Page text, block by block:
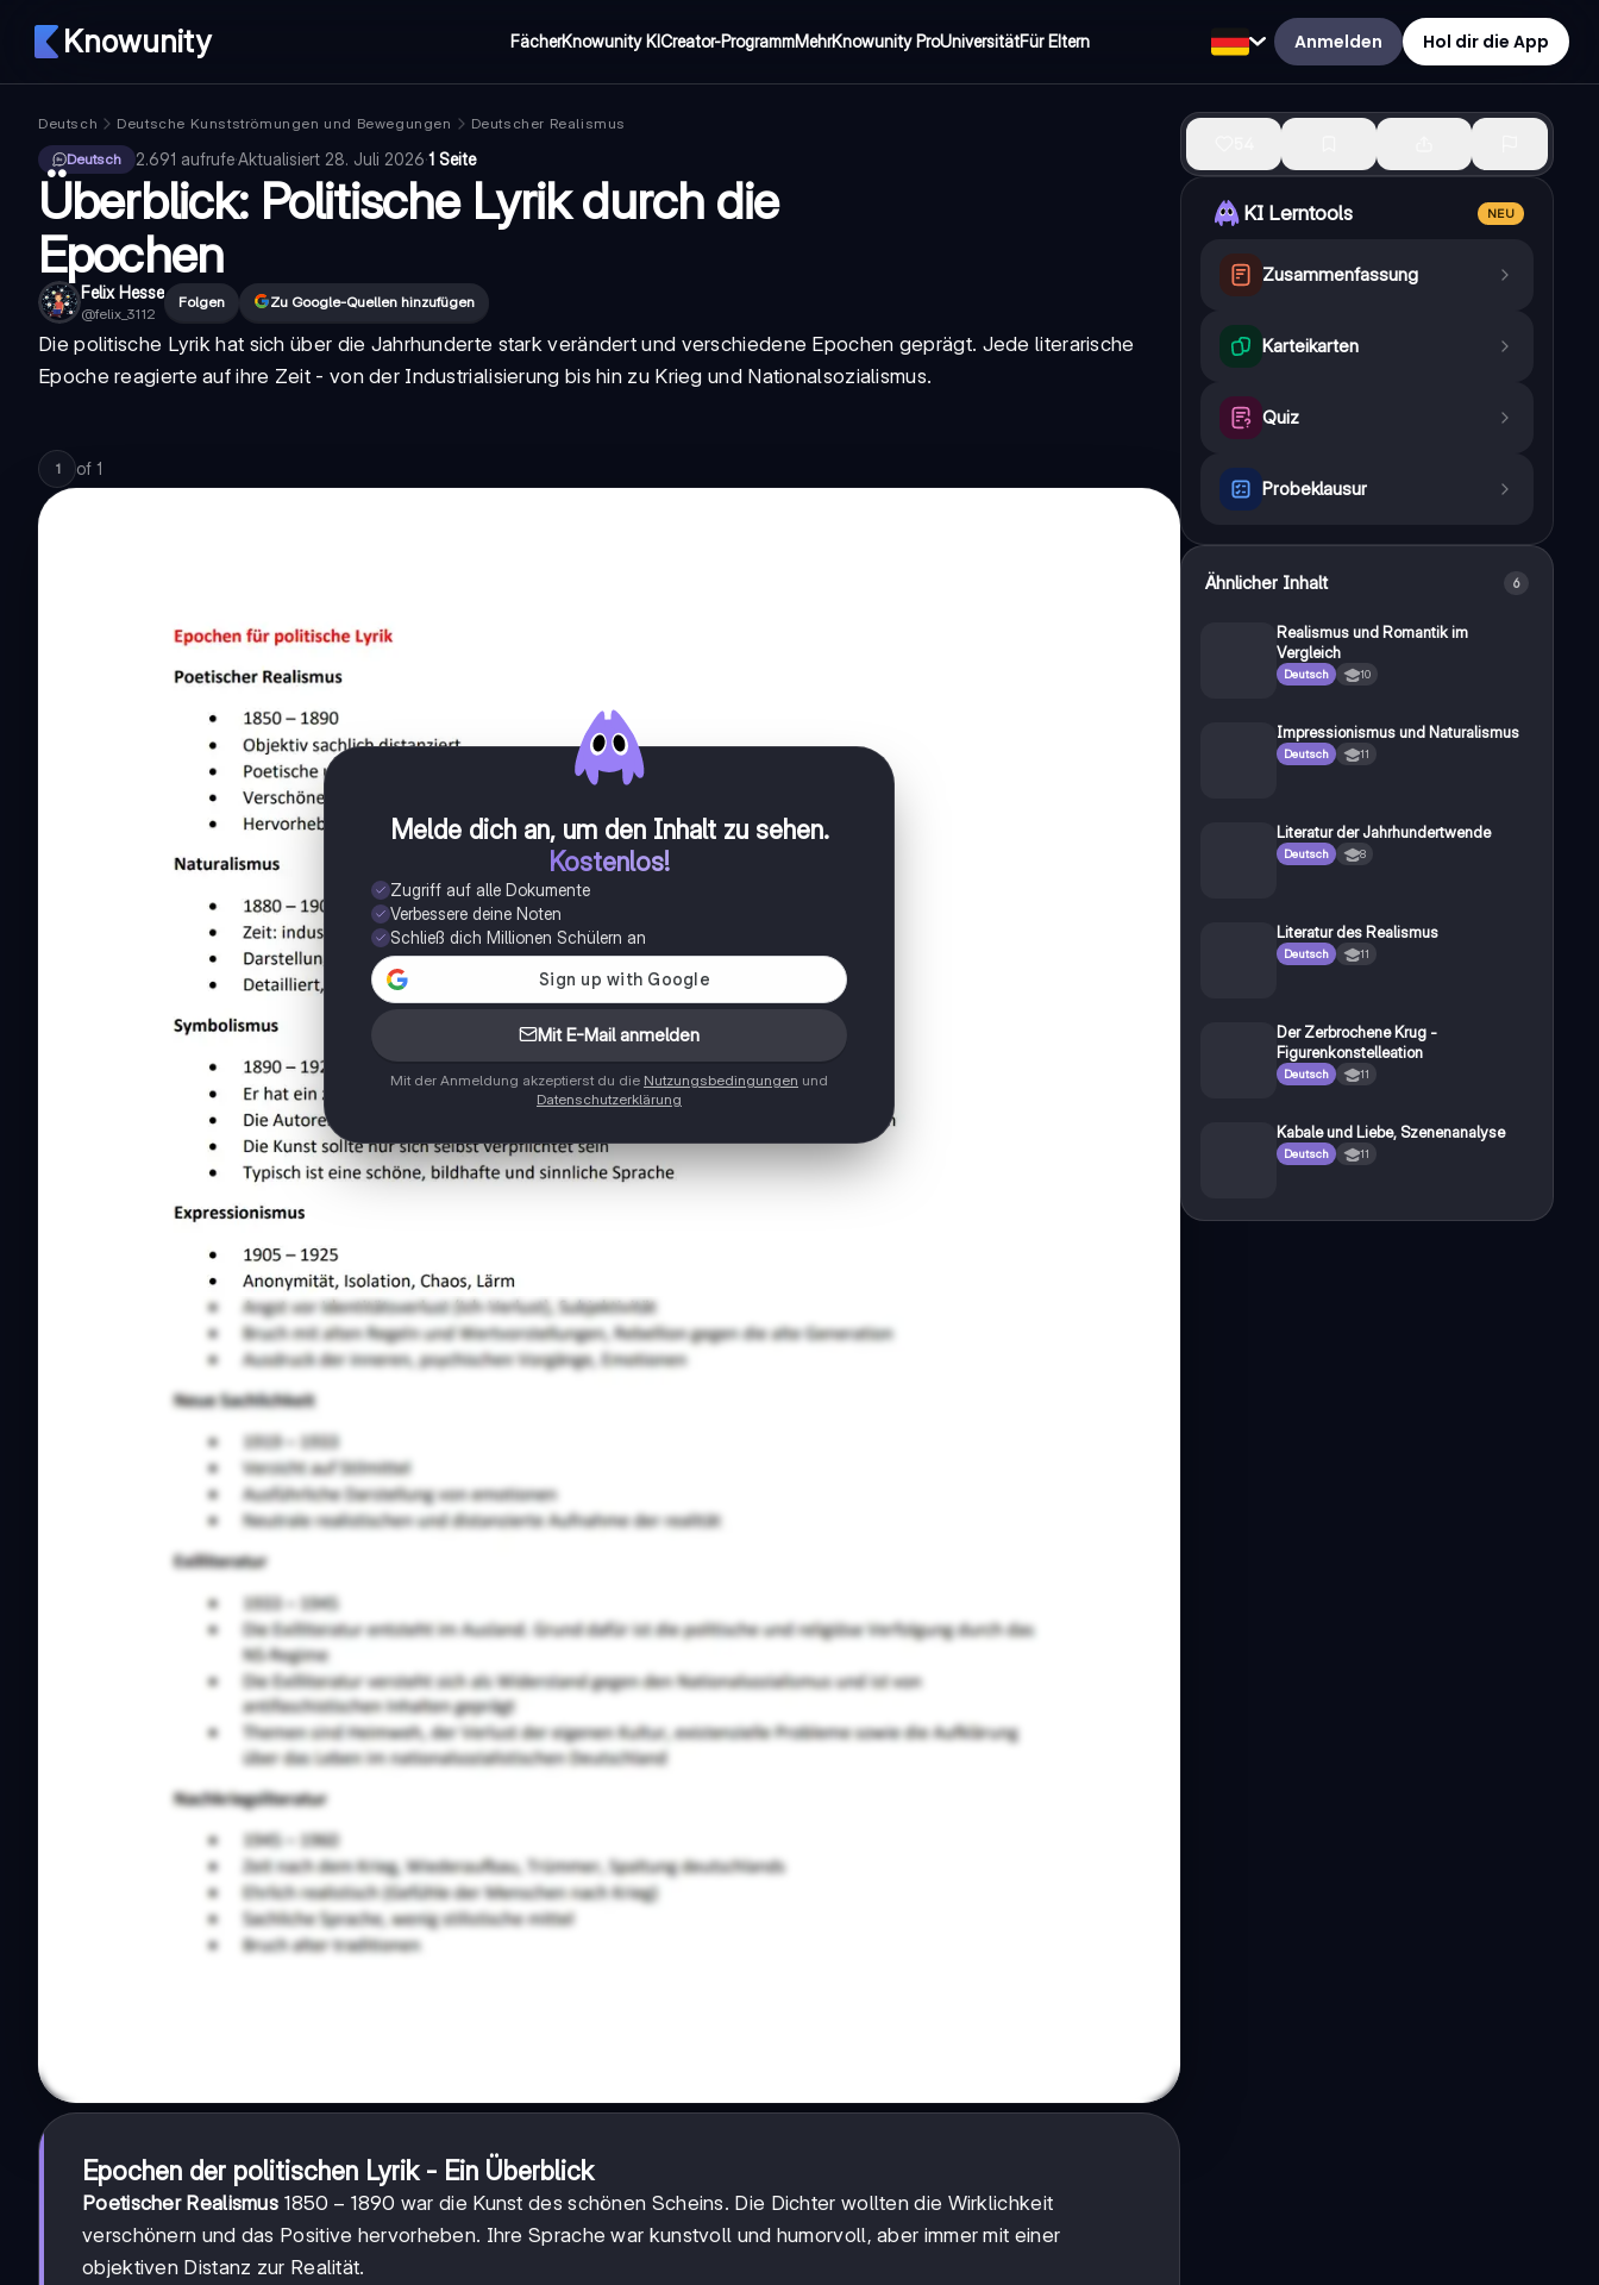
Knowunity FächerKnowunity KICreator-ProgrammMehrKnowunity ProUniversitätFür Eltern Anmelden Hol dir die App
Deutsch Deutsche Kunstströmungen und Bewegungen
Deutscher Realismus
Deutsch
2.691 aufrufe·Aktualisiert 28. Juli 2026·1 Seite
Überblick: Politische Lyrik durch die
Epochen
Felix Hesse
@felix_3112
Folgen Zu Google-Quellen hinzufügen
Die politische Lyrik hat sich über die Jahrhunderte stark verändert und verschiedene Epochen geprägt. Jede literarische
Epoche reagierte auf ihre Zeit - von der Industrialisierung bis hin zu Krieg und Nationalsozialismus.
1 of 1
Melde dich an, um den Inhalt zu sehen.
Kostenlos!
Zugriff auf alle Dokumente
Verbessere deine Noten
Schließ dich Millionen Schülern an
Mit E-Mail anmelden
Mit der Anmeldung akzeptierst du die Nutzungsbedingungen und
Datenschutzerklärung
Epochen der politischen Lyrik - Ein Überblick
Poetischer Realismus 1850-
1890
1850 − 1890 war die Kunst des schönen Scheins. Die Dichter wollten die Wirklichkeit
verschönern und das Positive hervorheben. Ihre Sprache war kunstvoll und humorvoll, aber immer mit einer
objektiven Distanz zur Realität.
KI Lerntools NEU
Zusammenfassung
Karteikarten
Quiz
Probeklausur
Ähnlicher Inhalt 6
Realismus und Romantik im
Vergleich
Deutsch 10
Impressionismus und Naturalismus
Deutsch 11
Literatur der Jahrhundertwende
Deutsch 8
Literatur des Realismus
Deutsch 11
Der Zerbrochene Krug -
Figurenkonstelleation
Deutsch 11
Kabale und Liebe, Szenenanalyse
Deutsch 11